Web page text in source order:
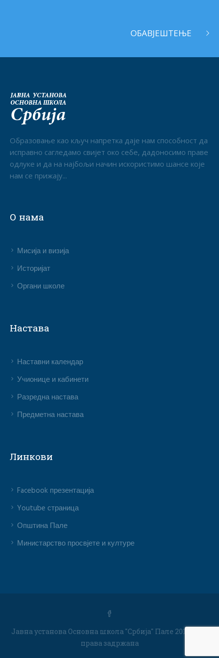
ОБАВЈЕШТЕЊЕ
Образовање као кључ напретка даје нам способност да
исправно сагледамо свијет око себе, дадоносимо праве
одлуке и да на најбољи начин искористимо шансе које
нам се прижају...
О нама
Мисија и визија
Историјат
Органи школе
Настава
Наставни календар
Учионице и кабинети
Разредна настава
Предметна настава
Линкови
Facebook презентација
Youtube страница
Општина Пале
Министарство просвјете и културе
Јавна установа Основна школа "Србија" Пале 2019 / Сва
права задржана